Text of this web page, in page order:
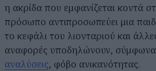
η ακρίδα που εμφανίζεται κοντά
πρόσωπο αντιπροσωπεύει μια
το κεφάλι του λιονταριού και
αναφορές υποδηλώνουν, σύμφωνα
αναλύσεις, φόβο ανικανότητας.